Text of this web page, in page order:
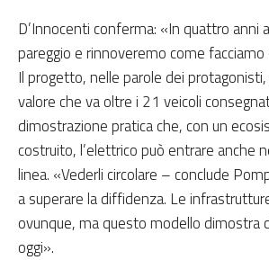
D’Innocenti conferma: «In quattro anni
pareggio e rinnoveremo come facciamo
Il progetto, nelle parole dei
valore che va oltre i 21 veicoli
dimostrazione pratica che, con un
costruito, l’elettrico può entrare anche
linea. «Vederli circolare – conclude
a superare la diffidenza. Le
ovunque, ma questo modello dimostra
oggi».